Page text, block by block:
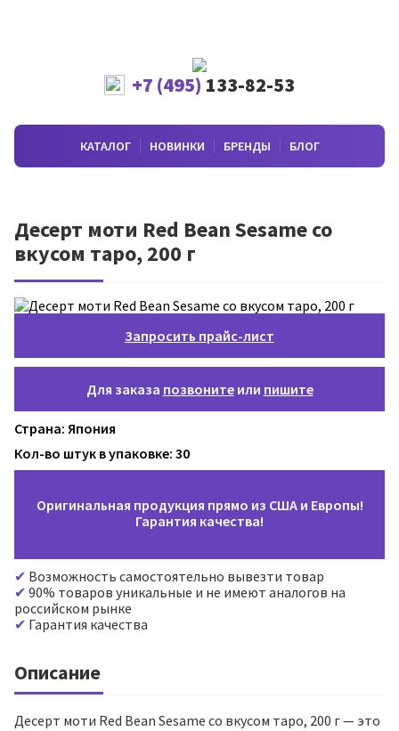
+7 (495) 133-82-53
КАТАЛОГ НОВИНКИ БРЕНДЫ БЛОГ
Десерт моти Red Bean Sesame со
вкусом таро, 200 г
Запросить прайс-лист
Для заказа позвонитеили пишите
Страна: Япония
Кол-во штук в упаковке: 30
Оригинальная продукция прямо из США и Европы!
Гарантия качества!
Возможность самостоятельно вывезти товар
90% товаров уникальные и не имеют аналогов на
российском рынке
Гарантия качества
Описание
Десерт моти Red Bean Sesame со вкусом таро, 200 г — это